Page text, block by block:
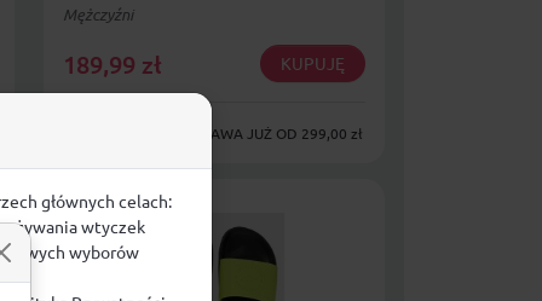
Mężczyźni
189,99 zł KUPUJĘ
DARMOWA DOSTAWA JUŻ OD 299,00 zł
głównych celach:
używania wtyczek
wyborów